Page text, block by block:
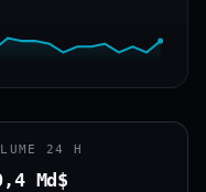
24 H
Md$